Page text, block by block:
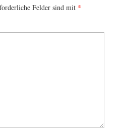
Felder sind mit *